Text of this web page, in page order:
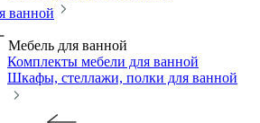
ванной
Мебель для ванной
Комплекты мебели для ванной
Шкафы, стеллажи, полки для ванной